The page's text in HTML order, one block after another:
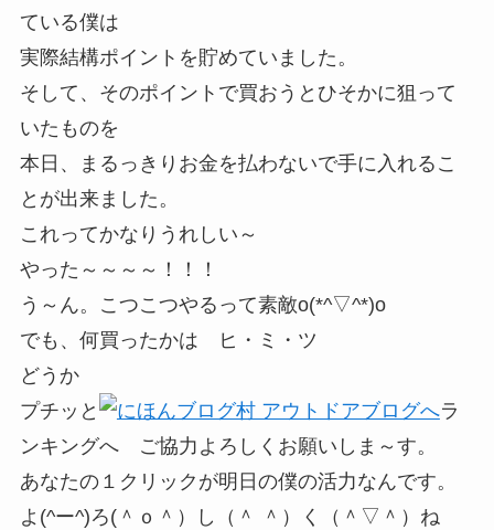
ている僕は
実際結構ポイントを貯めていました。
そして、そのポイントで買おうとひそかに狙って
いたものを
本日、まるっきりお金を払わないで手に入れるこ
とが出来ました。
これってかなりうれしい～
やった～～～～！！！
う～ん。こつこつやるって素敵o(*^▽^*)o
でも、何買ったかは ヒ・ミ・ツ
どうか
プチッと
ラ
ンキングへ ご協力よろしくお願いしま～す。
あなたの１クリックが明日の僕の活力なんです。
よ(^ー^)ろ(＾ｏ＾）し（＾ ＾）く（＾▽＾）ね